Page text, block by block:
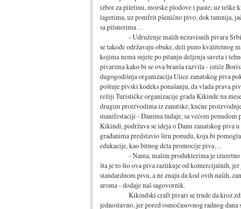
izbor za piletinu, morske plodove i paste; uz teške
lagerima, uz pomfrit pšenično pivo, dok tamnija,
sa pilsnerima…
- Udruženje malih nezavisnih pivara
se takođe održavaju obuke, deli puno kvalitetnog
kojima nema sujete po pitanju deljenja saveta i
pivarima kako bi se ova branša razvila - ističe
dugogodišnja organizacija Ulice zanatskog piva
poštuje pivski kodeks ponašanju, da vlada prava
režiji Turističke organizacije grada Kikinde na
drugim proizvodima iz zanatske, kućne
manifestaciji - Danima ludaje, sa većom ponudom
Kikindi, podržava se ideja o Danu zanatskog
građanima predstavio širu ponudu, koja bi
edukacije, kao bitnog dela promocije piva…
- Nama, malim produkterima je izuzetno
šta je to što ova piva razlikuje od komercijalnih,
standardnom pivu, a ne znaju da kod ovih naših,
aroma - dodaje naš sagovornik.
Kikindski craft pivari se trude da kroz
jednostavno, jer pored osmočasovnog radnog